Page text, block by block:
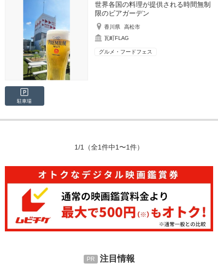
世界各国の料理が提供される時間無制
限のビアガーデン
香川県
高松市
瓦町FLAG
グルメ・フードフェス
駐車場
1/1 （全1件中1〜1件）
注目情報